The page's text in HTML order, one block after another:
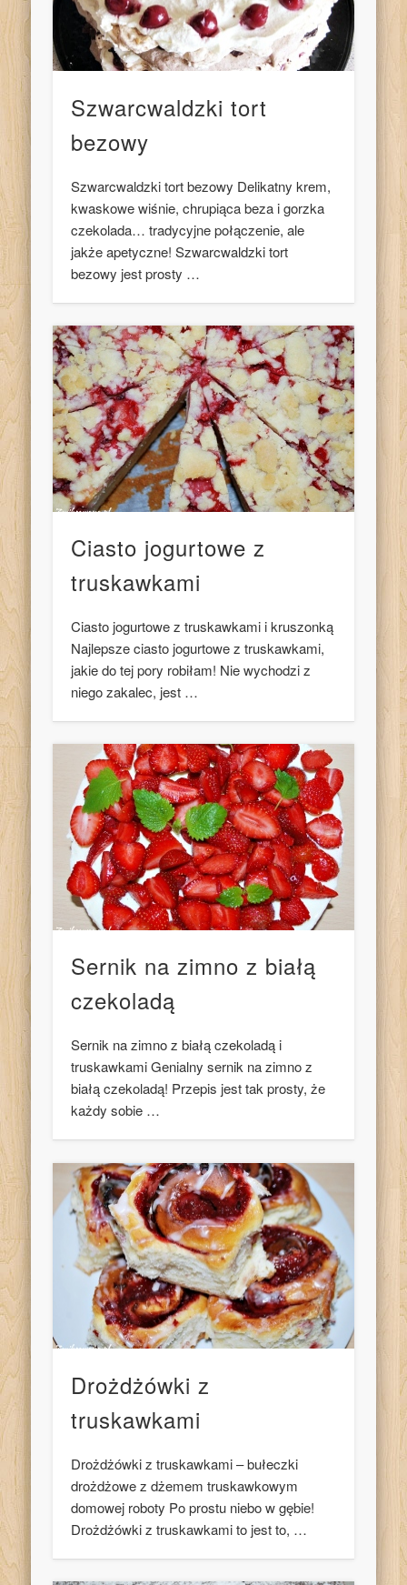
Szwarcwaldzki tort
bezowy
Szwarcwaldzki tort bezowy Delikatny krem,
kwaskowe wiśnie, chrupiąca beza i gorzka
czekolada… tradycyjne połączenie, ale
jakże apetyczne! Szwarcwaldzki tort
bezowy jest prosty …
Ciasto jogurtowe z
truskawkami
Ciasto jogurtowe z truskawkami i kruszonką
Najlepsze ciasto jogurtowe z truskawkami,
jakie do tej pory robiłam! Nie wychodzi z
niego zakalec, jest …
Sernik na zimno z białą
czekoladą
Sernik na zimno z białą czekoladą i
truskawkami Genialny sernik na zimno z
białą czekoladą! Przepis jest tak prosty, że
każdy sobie …
Drożdżówki z
truskawkami
Drożdżówki z truskawkami – bułeczki
drożdżowe z dżemem truskawkowym
domowej roboty Po prostu niebo w gębie!
Drożdżówki z truskawkami to jest to, …